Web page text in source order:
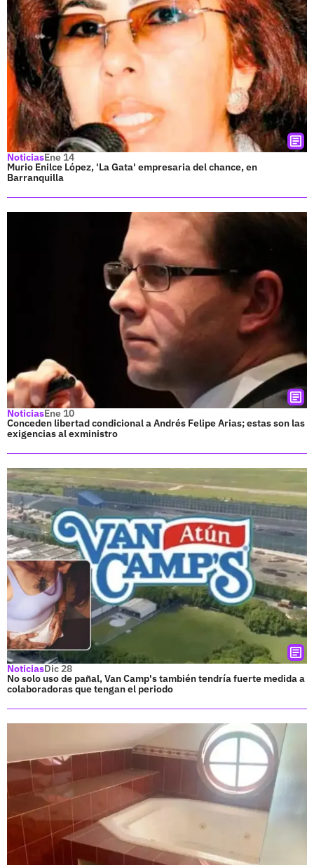
NoticiasEne 14
Murio Enilce López, 'La Gata' empresaria del chance, en
Barranquilla
NoticiasEne 10
Conceden libertad condicional a Andrés Felipe Arias; estas son las
exigencias al exministro
NoticiasDic 28
No solo uso de pañal, Van Camp's también tendría fuerte medida a
colaboradoras que tengan el periodo